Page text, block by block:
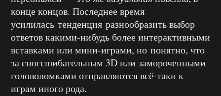
конце концов. Последнее время
усилилась тенденция разнообразить выбор
ответов какими-нибудь более интерактивными
вставками или мини-играми, но понятно, что
за сногсшибательным 3D или замороченными
головоломками отправляются всё-таки к
играм иного рода.